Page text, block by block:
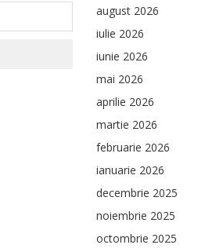
august 2026
iulie 2026
iunie 2026
mai 2026
aprilie 2026
martie 2026
februarie 2026
ianuarie 2026
decembrie 2025
noiembrie 2025
octombrie 2025